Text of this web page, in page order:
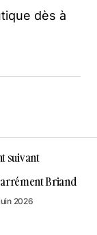
dès à
suivant
Briand
2026